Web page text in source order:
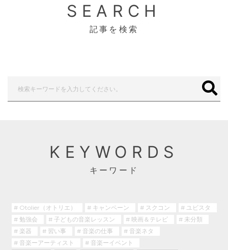
SEARCH
記事を検索
KEYWORDS
キーワード
# Otolier（オトリエ） # キャンペーン # スクコン
# ユビスタ
# 勉強会
# 子どもの音楽レッスン # 映画＆テレビ
# 未分類
# 楽器
# 習い事 # 音楽の仕事
# 音楽ネタ
# 音楽ーアーティスト
# 音楽ーイベント